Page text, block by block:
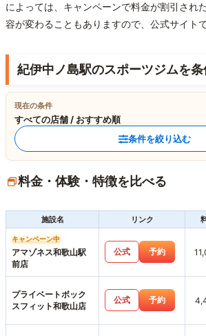
によっては、キャンペーンで料金が割引され
容が変わることもありますので、公式サイト
紀伊中ノ島駅のスポーツジムを
現在の条件
すべての店舗 / おすすめ順
条件を絞り込む
料金・体験・特徴を比べる
施設名
リンク
キャンペーン中
アマゾネス和歌山駅
前店
公式 予約
プライベートボック
スフィット和歌山店
公式 予約